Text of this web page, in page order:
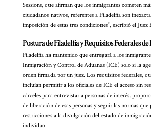
Sessions, que afirman que los inmigrantes cometen
ciudadanos nativos, referentes a Filadelfia son
imposición de estas tres condiciones”, escribió el Juez
Postura de Filadelfia y Requisitos Federales de
Filadelfia ha mantenido que entregará a los
Inmigración y Control de Aduanas (ICE) solo si la
orden firmada por un juez. Los requisitos federales,
incluían permitir a los oficiales de ICE el acceso sin
cárceles para entrevistar a personas de interés,
de liberación de esas personas y seguir las normas
restricciones a la divulgación del estado de
individuo.